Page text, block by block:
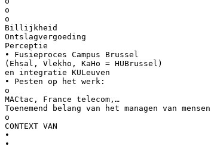
o
o
Billijkheid
Ontslagvergoeding
Perceptie
• Fusieproces Campus Brussel
(Ehsal, Vlekho, KaHo = HUBrussel)
en integratie KULeuven
• Pesten op het werk:
o
MACtac, France telecom,…
Toenemend belang van het managen van mensen
o
CONTEXT VAN
•
•